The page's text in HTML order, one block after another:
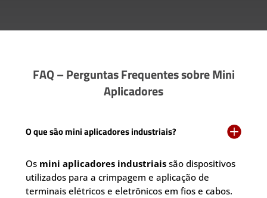
FAQ – Perguntas Frequentes sobre Mini
Aplicadores
O que são mini aplicadores industriais? 
Os mini aplicadores industriais são dispositivos
utilizados para a crimpagem e aplicação de
terminais elétricos e eletrônicos em fios e cabos.